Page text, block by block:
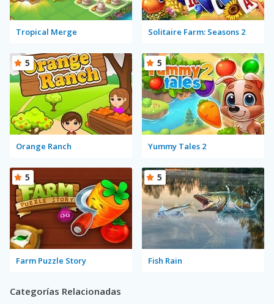
Tropical Merge Solitaire Farm: Seasons 2
Orange Ranch
5
Yummy Tales 2
5
Farm Puzzle Story
5
Fish Rain
5
Categorías Relacionadas